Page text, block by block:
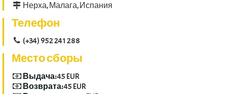
Нерха, Малага, Испания
Телефон
(+34) 952 241 288
Место сборы
Выдача:45 EUR
Возврата:45 EUR